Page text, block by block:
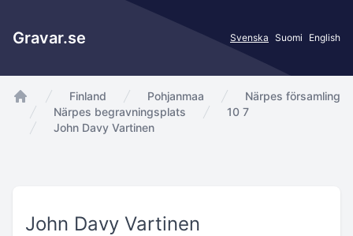
Gravar.se Svenska Suomi English
app.Start
Finland Pohjanmaa
Närpes församling
Närpes begravningsplats
10 7
John Davy Vartinen
John Davy Vartinen